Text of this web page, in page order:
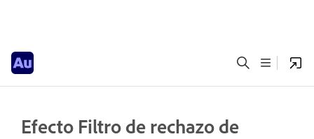
Efecto Filtro de rechazo de